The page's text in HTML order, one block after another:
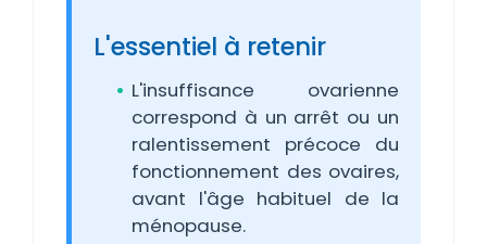
L'essentiel à retenir
L'insuffisance ovarienne
correspond à un arrêt ou un
ralentissement précoce du
fonctionnement des ovaires,
avant l'âge habituel de la
ménopause.